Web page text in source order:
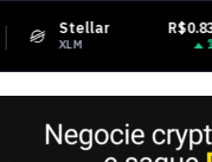
R$0.833938